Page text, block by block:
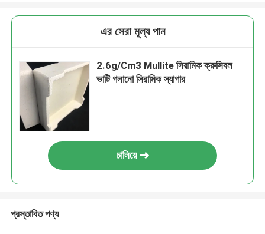
এর সেরা মূল্য পান
2.6g/Cm3 Mullite সিরামিক ক্রুসিবল
ভাটি গলানো সিরামিক স্যাগার
চালিয়ে
প্রস্তাবিত পণ্য